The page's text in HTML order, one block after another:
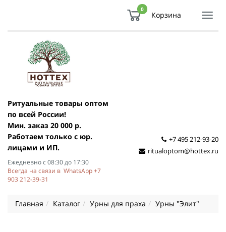
0
Корзина
Ритуальные товары оптом
по всей России!
Мин. заказ 20 000 р.
Работаем только с юр.
лицами и ИП.
Ежедневно с 08:30 до 17:30
Всегда на связи в WhatsApp +7
903 212-39-31
+7 495 212-93-20
ritualoptom@hottex.ru
Главная Каталог Урны для праха Урны "Элит"